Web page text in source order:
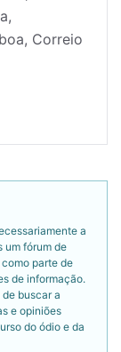
Correio
a
um fórum de
parte de
de informação.
buscar a
e opiniões
do ódio e da